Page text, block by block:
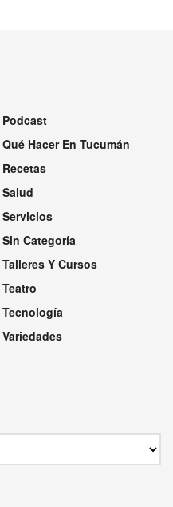
Podcast
Qué Hacer En Tucumán
Recetas
Salud
Servicios
Sin Categoría
Talleres Y Cursos
Teatro
Tecnología
Variedades